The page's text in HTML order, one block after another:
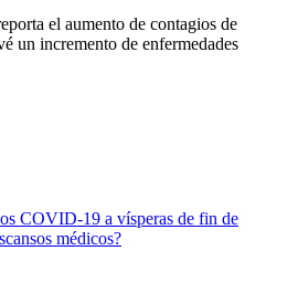
el aumento de contagios de
un incremento de enfermedades